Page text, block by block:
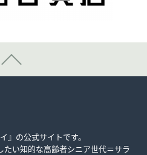
』の公式サイトです。
たい知的な高齢者シニア世代＝サラ